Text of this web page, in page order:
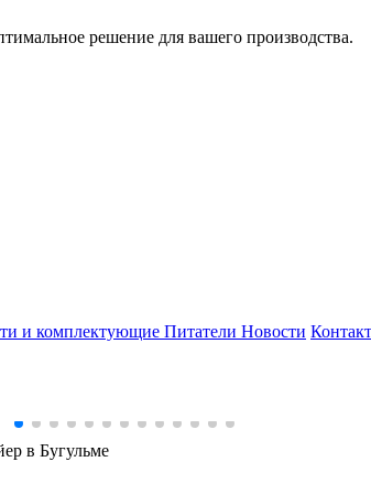
решение для вашего производства.
и комплектующие Питатели Новости
в Бугульме